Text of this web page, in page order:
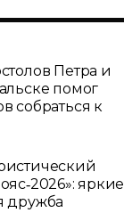
Петра и
помог
собраться к
яркие
дружба